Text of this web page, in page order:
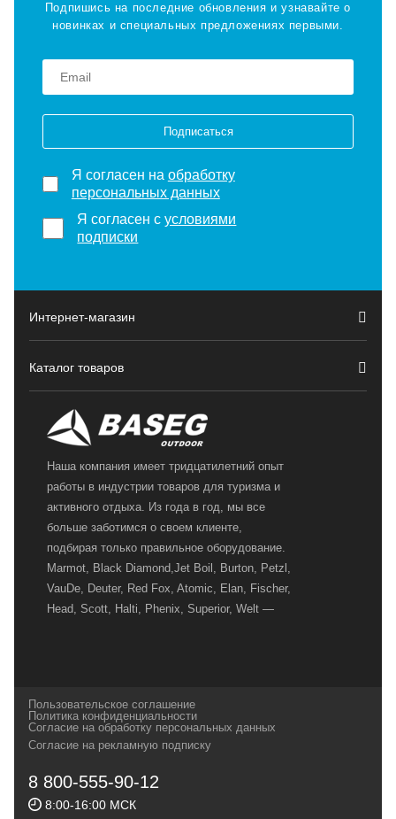
Подпишись на последние обновления и узнавайте о
новинках и специальных предложениях первыми.
Подписаться
Я согласен на обработку
персональных данных
Я согласен сусловиями
подписки
Интернет-магазин
Каталог товаров
Наша компания имеет тридцатилетний опыт
работы в индустрии товаров для туризма и
активного отдыха. Из года в год, мы все
больше заботимся о своем клиенте,
подбирая только правильное оборудование.
Marmot, Black Diamond,Jet Boil, Burton, Petzl,
VauDe, Deuter, Red Fox, Atomic, Elan, Fischer,
Head, Scott, Halti, Phenix, Superior, Welt —
и взыскательных путешественников,
спортсменов и отдыхающих.
Геннадьевич
ИНН 590300057023 ОГРН 304590319000121
Пользовательское соглашение
Политика конфиденциальности
Согласие на обработку персональных данных
Согласие на рекламную подписку
8 800-555-90-12
8:00-16:00 МСК